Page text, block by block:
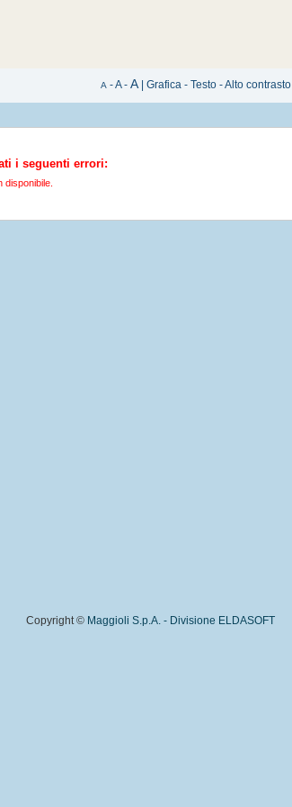
A -A - A Grafica - Testo -Alto contrasto
i seguenti errori:
disponibile.
Copyright © Maggioli S.p.A. - Divisione ELDASOFT